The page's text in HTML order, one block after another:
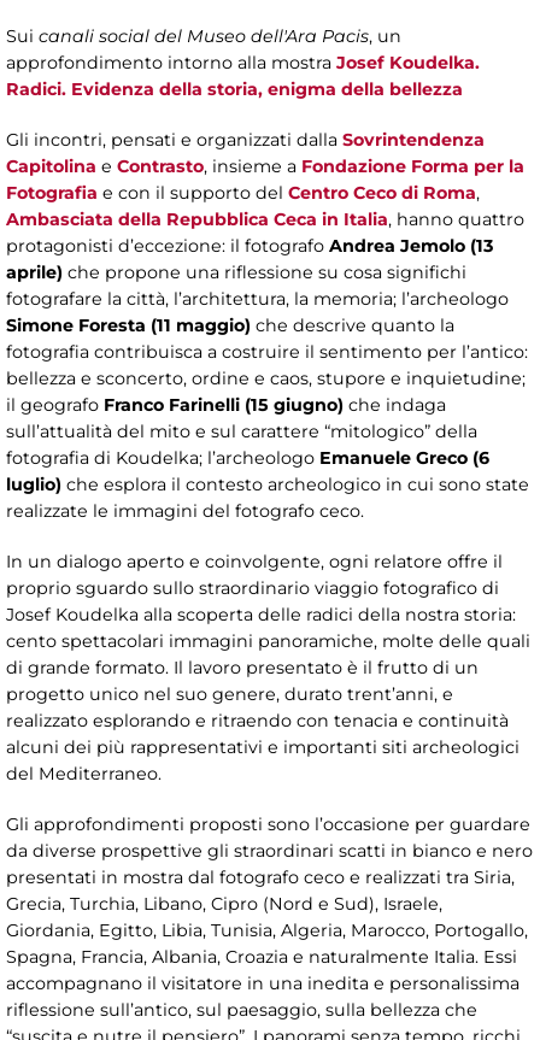
Sui canali social del Museo dell'Ara Pacis, un
approfondimento intorno alla mostra Josef Koudelka.
Radici. Evidenza della storia, enigma della bellezza
Gli incontri, pensati e organizzati dalla Sovrintendenza
Capitolina e Contrasto, insieme a Fondazione Forma per la
Fotografia e con il supporto del Centro Ceco di Roma,
Ambasciata della Repubblica Ceca in Italia, hanno quattro
protagonisti d’eccezione: il fotografo Andrea Jemolo (13
aprile) che propone una riflessione su cosa significhi
fotografare la città, l’architettura, la memoria; l’archeologo
Simone Foresta (11 maggio) che descrive quanto la
fotografia contribuisca a costruire il sentimento per l’antico:
bellezza e sconcerto, ordine e caos, stupore e inquietudine;
il geografo Franco Farinelli (15 giugno) che indaga
sull’attualità del mito e sul carattere “mitologico” della
fotografia di Koudelka; l’archeologo Emanuele Greco (6
luglio) che esplora il contesto archeologico in cui sono state
realizzate le immagini del fotografo ceco.
In un dialogo aperto e coinvolgente, ogni relatore offre il
proprio sguardo sullo straordinario viaggio fotografico di
Josef Koudelka alla scoperta delle radici della nostra storia:
cento spettacolari immagini panoramiche, molte delle quali
di grande formato. Il lavoro presentato è il frutto di un
progetto unico nel suo genere, durato trent’anni, e
realizzato esplorando e ritraendo con tenacia e continuità
alcuni dei più rappresentativi e importanti siti archeologici
del Mediterraneo.
Gli approfondimenti proposti sono l’occasione per guardare
da diverse prospettive gli straordinari scatti in bianco e nero
presentati in mostra dal fotografo ceco e realizzati tra Siria,
Grecia, Turchia, Libano, Cipro (Nord e Sud), Israele,
Giordania, Egitto, Libia, Tunisia, Algeria, Marocco, Portogallo,
Spagna, Francia, Albania, Croazia e naturalmente Italia. Essi
accompagnano il visitatore in una inedita e personalissima
riflessione sull’antico, sul paesaggio, sulla bellezza che